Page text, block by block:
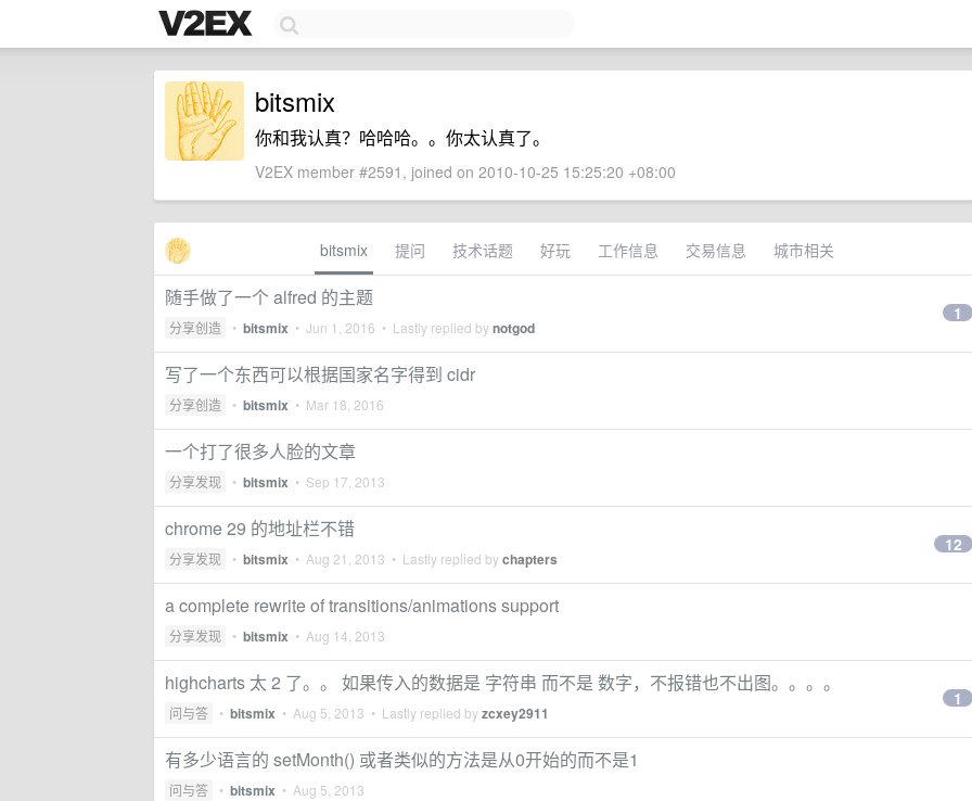
bitsmix
你和我认真？哈哈哈。。你太认真了。
V2EX member #2591, joined on 2010-10-25 15:25:20 +08:00
bitsmix 提问 技术话题 好玩 工作信息 交易信息 城市相关
随手做了一个 alfred 的主题
分享创造 • bitsmix • Jun 1, 2016 • Lastly replied bynotgod
1
写了一个东西可以根据国家名字得到 cidr
分享创造 • bitsmix • Mar 18, 2016
一个打了很多人脸的文章
分享发现 • bitsmix • Sep 17, 2013
chrome 29 的地址栏不错
分享发现 • bitsmix • Aug 21, 2013 • Lastly replied bychapters
12
a complete rewrite of transitions/animations support
分享发现 • bitsmix • Aug 14, 2013
highcharts 太 2 了。。 如果传入的数据是 字符串 而不是 数字，不报错也不出图。。。。
问与答 • bitsmix • Aug 5, 2013 • Lastly replied byzcxey2911
1
有多少语言的 setMonth() 或者类似的方法是从0开始的而不是1
问与答 • bitsmix • Aug 5, 2013